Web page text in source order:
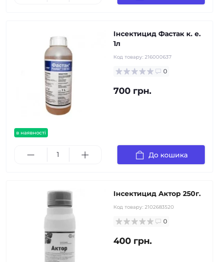
в наявності
Інсектицид Фастак к. е.
1л
Код товару: 216000637
0
700 грн.
До кошика
Інсектицид Актор 250г.
Код товару: 2102683520
0
400 грн.